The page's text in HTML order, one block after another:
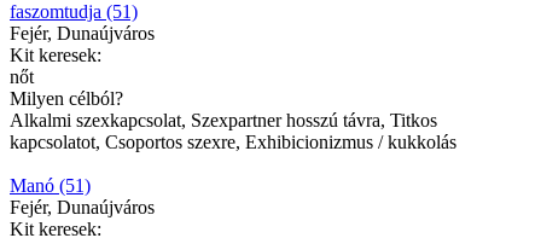
faszomtudja (51)
Fejér, Dunaújváros
Kit keresek:
nőt
Milyen célból?
Alkalmi szexkapcsolat, Szexpartner hosszú távra, Titkos
kapcsolatot, Csoportos szexre, Exhibicionizmus / kukkolás
Manó (51)
Fejér, Dunaújváros
Kit keresek: